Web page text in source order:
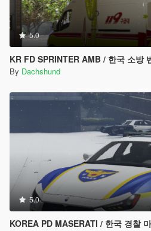
5.0
KR FD SPRINTER AMB / 한국 소방
By Dachshund
5.0
KOREA PD MASERATI / 한국 경찰